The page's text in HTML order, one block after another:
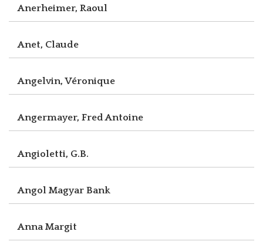
Anerheimer, Raoul
Anet, Claude
Angelvin, Véronique
Angermayer, Fred Antoine
Angioletti, G.B.
Angol Magyar Bank
Anna Margit